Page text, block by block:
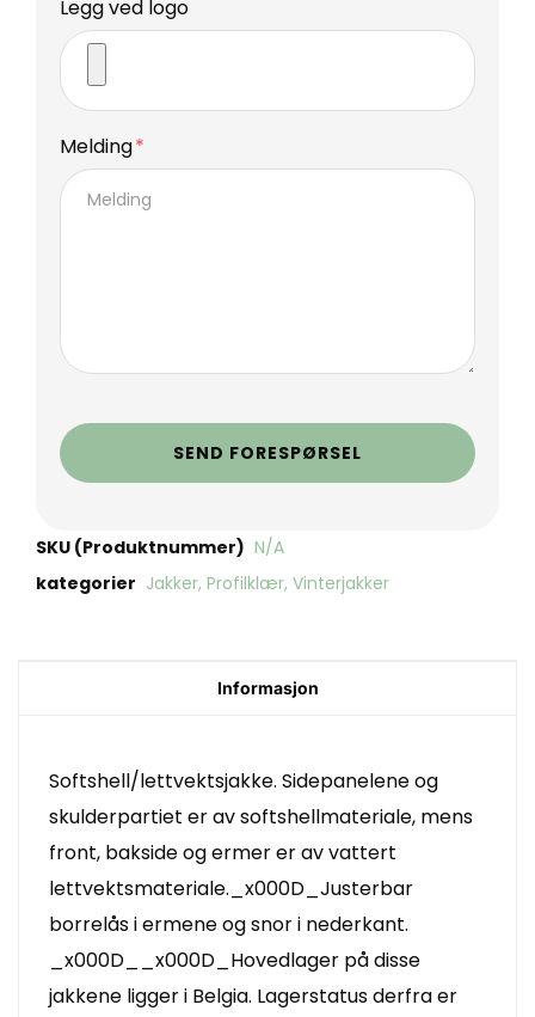
Legg ved logo
Melding
SEND FORESPØRSEL
SKU (Produktnummer) N/A
kategorier Jakker, Profilklær, Vinterjakker
Informasjon
Softshell/lettvektsjakke. Sidepanelene og
skulderpartiet er av softshellmateriale, mens
front, bakside og ermer er av vattert
lettvektsmateriale._x000D_Justerbar
borrelås i ermene og snor i nederkant.
_x000D__x000D_Hovedlager på disse
jakkene ligger i Belgia. Lagerstatus derfra er